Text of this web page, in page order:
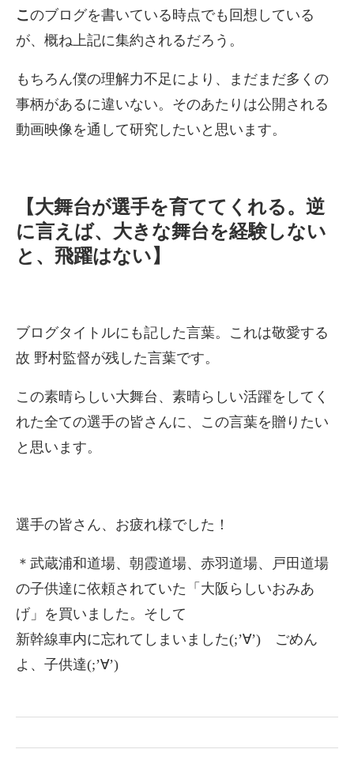
こ のブログを書いている時点でも回想している
が、概ね上記に集約されるだろう。
もちろん僕の理解力不足により、まだまだ多くの
事柄があるに違いない。そのあたりは公開される
動画映像を通して研究したいと思います。
【大舞台が選手を育ててくれる。逆
に言えば、大きな舞台を経験しない
と、飛躍はない】
ブログタイトルにも記した言葉。これは敬愛する
故 野村監督が残した言葉です。
この素晴らしい大舞台、素晴らしい活躍をしてく
れた全ての選手の皆さんに、この言葉を贈りたい
と思います。
選手の皆さん、お疲れ様でした！
＊武蔵浦和道場、朝霞道場、赤羽道場、戸田道場
の子供達に依頼されていた「大阪らしいおみあ
げ」を買いました。そして
新幹線車内に忘れてしまいました(;’∀’) ごめん
よ、子供達(;’∀’)